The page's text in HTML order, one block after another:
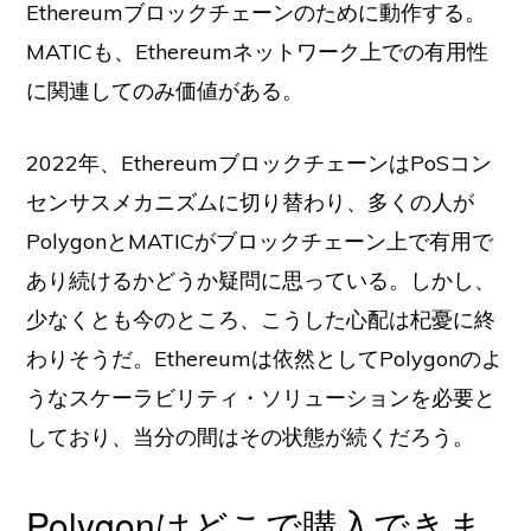
Ethereumブロックチェーンのために動作する。
MATICも、Ethereumネットワーク上での有用性
に関連してのみ価値がある。
2022年、EthereumブロックチェーンはPoSコン
センサスメカニズムに切り替わり、多くの人が
PolygonとMATICがブロックチェーン上で有用で
あり続けるかどうか疑問に思っている。しかし、
少なくとも今のところ、こうした心配は杞憂に終
わりそうだ。Ethereumは依然としてPolygonのよ
うなスケーラビリティ・ソリューションを必要と
しており、当分の間はその状態が続くだろう。